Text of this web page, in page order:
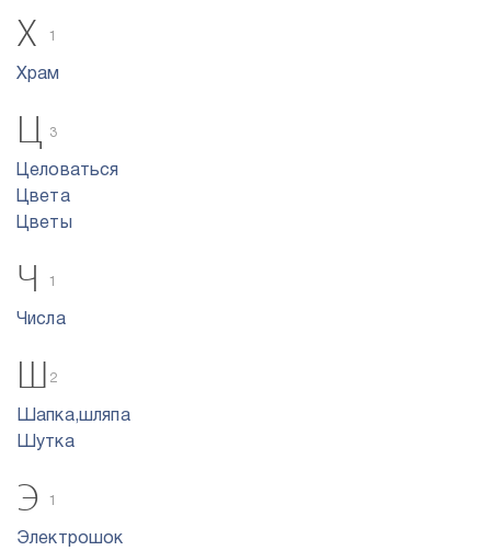
Х 1
Храм
Ц 3
Целоваться
Цвета
Цветы
Ч 1
Числа
Ш 2
Шапка,шляпа
Шутка
Э 1
Электрошок